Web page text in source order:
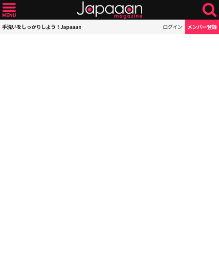
手洗いをしっかりしよう！Japaaan ログイン メンバー登録